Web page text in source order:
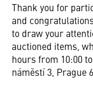
Thank you for
and
to draw your
auctioned items,
hours from 10:00
náměstí 3, Prague